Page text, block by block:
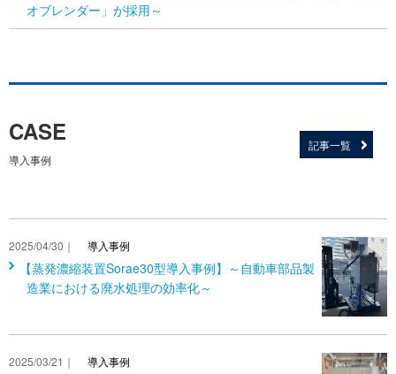
オブレンダー」が採用～
CASE
導入事例
記事一覧
2025/04/30｜ 導入事例
【蒸発濃縮装置Sorae30型導入事例】～自動車部品製
造業における廃水処理の効率化～
2025/03/21｜ 導入事例